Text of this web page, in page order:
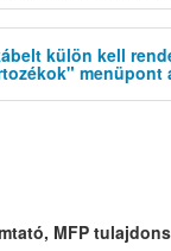
külön kell
menüpont
MFP